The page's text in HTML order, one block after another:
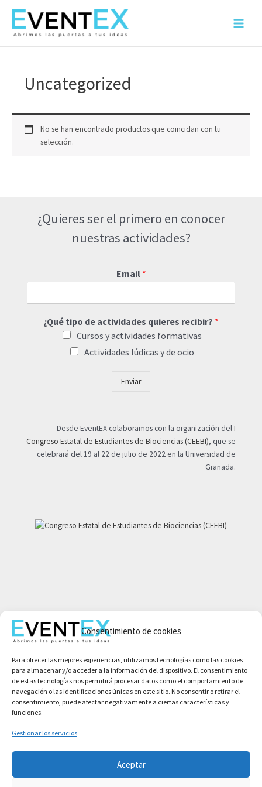
Consentimiento de cookies
Para ofrecer las mejores experiencias, utilizamos tecnologías como las cookies
para almacenar y/o acceder a la información del dispositivo. El consentimiento
de estas tecnologías nos permitirá procesar datos como el comportamiento de
navegación o las identificaciones únicas en este sitio. No consentir o retirar el
consentimiento, puede afectar negativamente a ciertas características y
funciones.
Gestionar los servicios
Aceptar
contenido
Main
Uncategorized
No se han encontrado productos que coincidan con tu
selección.
¿Quieres ser el primero en conocer
nuestras actividades?
Email *
¿Qué tipo de actividades quieres recibir? *
Cursos y actividades formativas
Actividades lúdicas y de ocio
Enviar
Desde EventEX colaboramos con la organización delI
Congreso Estatal de Estudiantes de Biociencias (CEEBI), que se
celebrará del 19 al 22 de julio de 2022 en la Universidad de
Granada.
Aviso legal
Política de privacidad
Condiciones de compra
Política de cookies